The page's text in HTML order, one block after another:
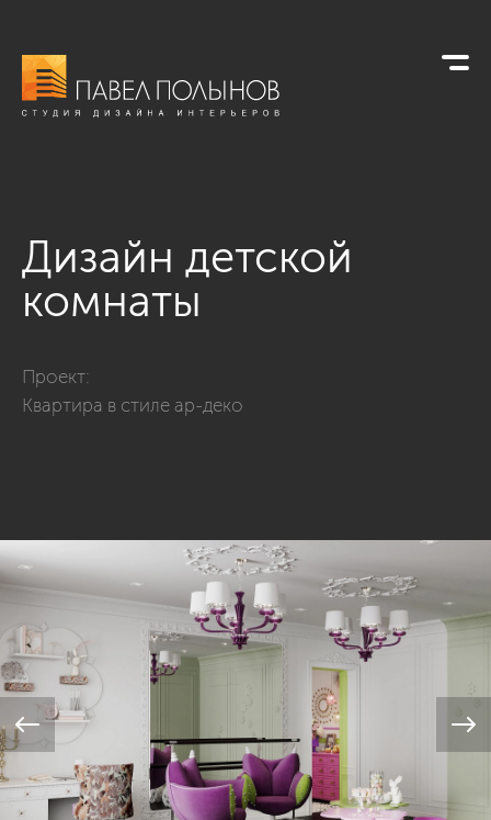
Дизайн детской
комнаты
Проект:
Квартира в стиле ар-деко